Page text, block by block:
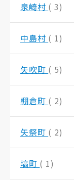
泉崎村 ( 3)
中島村 ( 1)
矢吹町 ( 5)
棚倉町 ( 2)
矢祭町 ( 2)
塙町 ( 1)